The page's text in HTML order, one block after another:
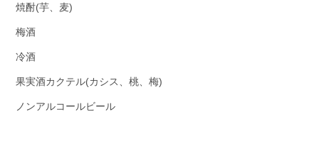
焼酎(芋、麦)
梅酒
冷酒
果実酒カクテル(カシス、桃、梅)
ノンアルコールビール